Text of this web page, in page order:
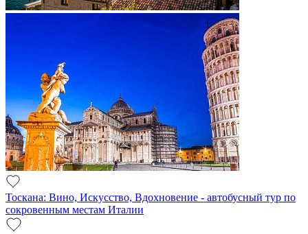
Тоскана: Вино, Искусство, Вдохновение - автобусный тур по
сокровенным местам Италии